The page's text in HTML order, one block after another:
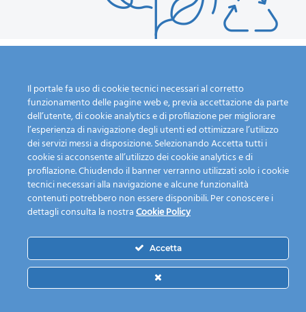
Calendario Raccolta
Guida alla raccolta
differenziata
Dove lo butto?
Fai una segnalazione
Piattaforma ecologica
News
L'azienda
Chi siamo
I nostri servizi
Mission
Personale e mezzi
Modulistica
Lavora con noi
Il portale fa uso di cookie tecnici necessari al corretto
funzionamento delle pagine web e, previa accettazione da parte
dell’utente, di cookie analytics e di profilazione per migliorare
l’esperienza di navigazione degli utenti ed ottimizzare l’utilizzo
dei servizi messi a disposizione. Selezionando Accetta tutti i
cookie si acconsente all’utilizzo dei cookie analytics e di
profilazione. Chiudendo il banner verranno utilizzati solo i cookie
tecnici necessari alla navigazione e alcune funzionalità
contenuti potrebbero non essere disponibili. Per conoscere i
dettagli consulta la nostraCookie Policy
Accetta